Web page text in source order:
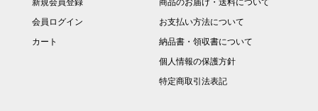
新規会員登録
会員ログイン
カート
商品のお届け・送料について
お支払い方法について
納品書・領収書について
個人情報の保護方針
特定商取引法表記